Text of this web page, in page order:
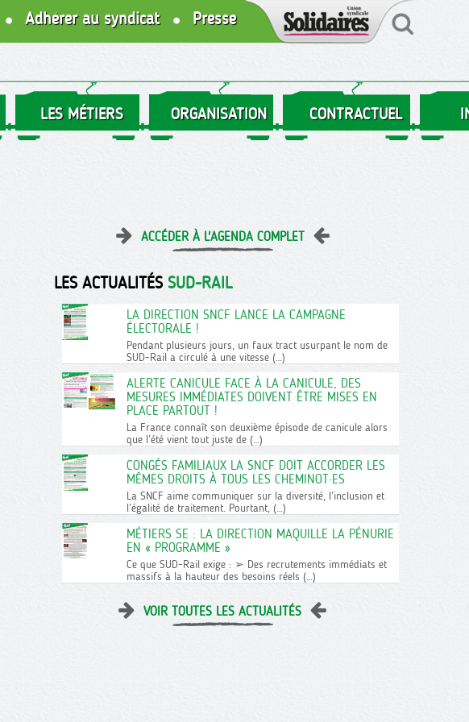
Adhérer au syndicat Presse
LES MÉTIERS ORGANISATION CONTRACTUEL
ACCÉDER À L'AGENDA COMPLET
LES ACTUALITÉS SUD-RAIL
LA DIRECTION SNCF LANCE LA CAMPAGNE
ÉLECTORALE !
Pendant plusieurs jours, un faux tract usurpant le nom de
SUD-Rail a circulé à une vitesse (…)
ALERTE CANICULE FACE À LA CANICULE, DES
MESURES IMMÉDIATES DOIVENT ÊTRE MISES EN
PLACE PARTOUT !
La France connaît son deuxième épisode de canicule alors
que l’été vient tout juste de (…)
CONGÉS FAMILIAUX LA SNCF DOIT ACCORDER LES
MÊMES DROITS À TOUS LES CHEMINOT·ES
La SNCF aime communiquer sur la diversité, l’inclusion et
l’égalité de traitement. Pourtant, (…)
MÉTIERS SE : LA DIRECTION MAQUILLE LA PÉNURIE
EN « PROGRAMME »
Ce que SUD-Rail exige : ➢ Des recrutements immédiats et
massifs à la hauteur des besoins réels (…)
VOIR TOUTES LES ACTUALITÉS